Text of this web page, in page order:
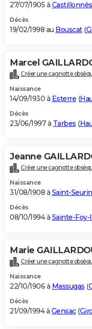
27/07/1905 à Castillonnès
Décès
19/02/1998 au Bouscat(
Marcel
Créer une cagnotte
Naissance
14/09/1930 à Esterre (
Décès
23/06/1997 à Tarbes (
Jeanne
Créer une cagnotte
Naissance
31/08/1908 à Saint-
Décès
08/10/1994 à Sainte-Foy-
Marie
Créer une cagnotte
Naissance
22/10/1906 à Massugas (
Décès
21/09/1994 à Gensac(